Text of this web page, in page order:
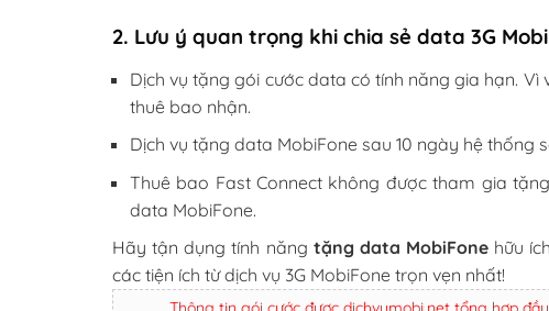
2. Lưu ý quan trọng khi chia sẻ data 3G
Dịch vụ tặng gói cước data có tính năng gia hạn.
thuê bao nhận.
Dịch vụ tặng data MobiFone sau 10 ngày hệ thống
Thuê bao Fast Connect không được tham gia
data MobiFone.
Hãy tận dụng tính năng tặng data MobiFone hữu
các tiện ích từ dịch vụ 3G MobiFone trọn vẹn nhất!